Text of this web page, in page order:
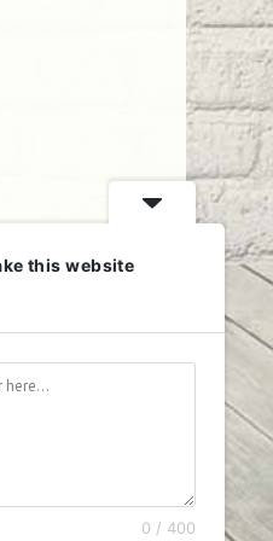
this website
0 / 400